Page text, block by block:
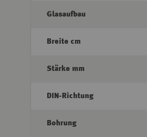
Glasaufbau
Breite cm
Stärke mm
DIN-Richtung
Bohrung